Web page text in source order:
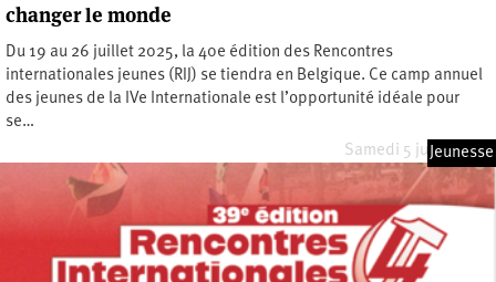
changer le monde
Du 19 au 26 juillet 2025, la 40e édition des Rencontres
internationales jeunes (RIJ) se tiendra en Belgique. Ce camp annuel
des jeunes de la IVe Internationale est l’opportunité idéale pour
se…
Samedi 5 juillet 2025
Jeunesse